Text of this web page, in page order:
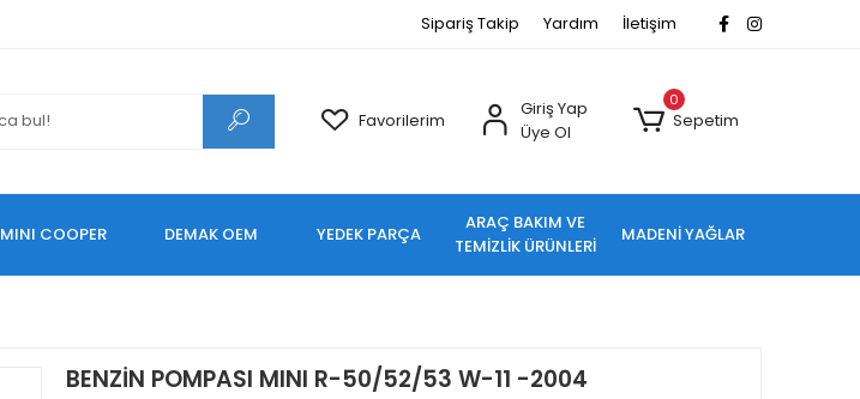
Sipariş Takip Yardım İletişim
Favorilerim
Giriş Yap
Üye Ol
0
Sepetim
MINI COOPER DEMAK OEM YEDEK PARÇA
ARAÇ BAKIM VE
TEMİZLİK ÜRÜNLERİ
MADENİ YAĞLAR
BENZİN POMPASI MINI R-50/52/53 W-11 -2004